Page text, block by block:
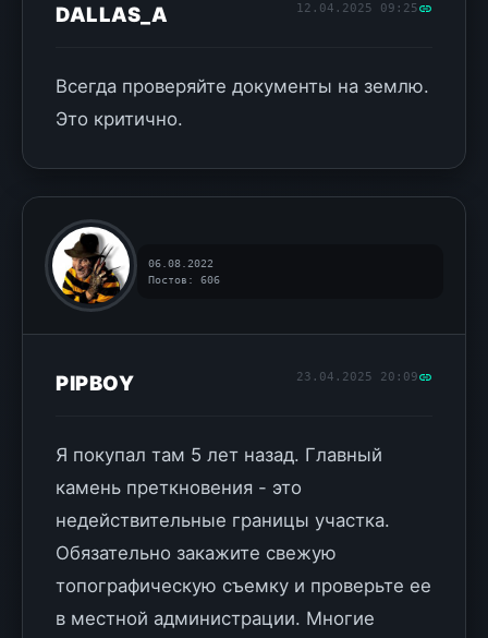
DALLAS_A 12.04.2025 09:25
Всегда проверяйте документы на землю.
Это критично.
06.08.2022
Постов: 606
PIPBOY 23.04.2025 20:09
Я покупал там 5 лет назад. Главный
камень преткновения - это
недействительные границы участка.
Обязательно закажите свежую
топографическую съемку и проверьте ее
в местной администрации. Многие